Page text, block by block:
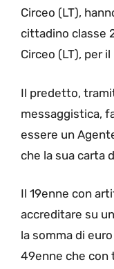
Circeo (LT),
cittadino classe
Circeo (LT), per
Il predetto,
messaggistica,
essere un
che la sua carta
Il 19enne con
accreditare su
la somma di
49enne che con